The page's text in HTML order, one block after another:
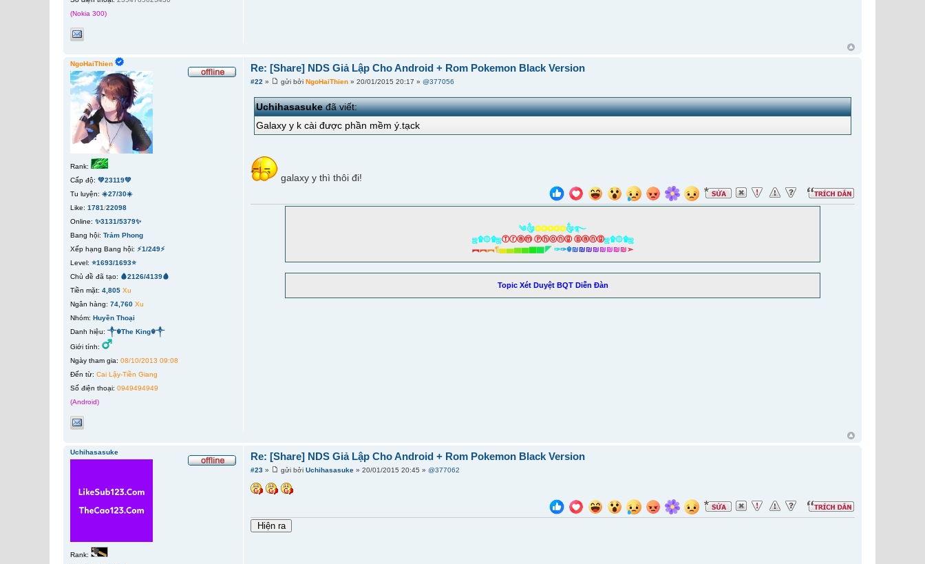
(Nokia 300)
Re: [Share] NDS Giả Lập Cho Android + Rom Pokemon Black Version
#22 » gửi bởiNgoHaiThien » 20/01/2015 20:17 »@377056
Uchihasasukeđã viết:
Galaxy y k cài được phần mềm ý.tạck
galaxy y thì thôi đi!
༄༂✪✪✪✪✪༂࿐
ஜ۩۞۩ஜⓉⓡⓐⓜ Ⓟⓗⓞⓝⓖ Ⓑⓐⓝⓖஜ۩۞۩ஜ
︻︻︻¶▅▅▆▆▇▇◤ ✑✑☬₪₪₪₪₪₪₪₪➣
Topic Xét Duyệt BQT Diễn Đàn
NgoHaiThien
Rank:
Cấp độ: 💚23119💚
Tu luyện: ☀️27/30☀️
Like: 1781/22098
Online: ✨3131/5379✨
Bang hội: Trảm Phong
Xếp hạng Bang hội: ⚡1/249⚡
Level: ⭐1693/1693⭐
Chủ đề đã tạo: 🩸2126/4139🩸
Tiền mặt: 4,805 Xu
Ngân hàng: 74,760 Xu
Nhóm: Huyền Thoại
Danh hiệu: ༒☬The King☬༒
Giới tính:
Ngày tham gia: 08/10/2013 09:08
Đến từ: Cai Lậy-Tiền Giang
Số điện thoại: 0949494949
(Android)
Re: [Share] NDS Giả Lập Cho Android + Rom Pokemon Black Version
#23 » gửi bởiUchihasasuke » 20/01/2015 20:45 »@377062
Uchihasasuke
Rank: